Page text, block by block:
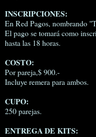
INSCRIPCIONES:
En Red Pagos, nombrando
El pago se tomará como
hasta las 18 horas.
COSTO:
Por pareja,$ 900.-
Incluye remera para ambos.
CUPO:
250 parejas.
ENTREGA DE KITS: